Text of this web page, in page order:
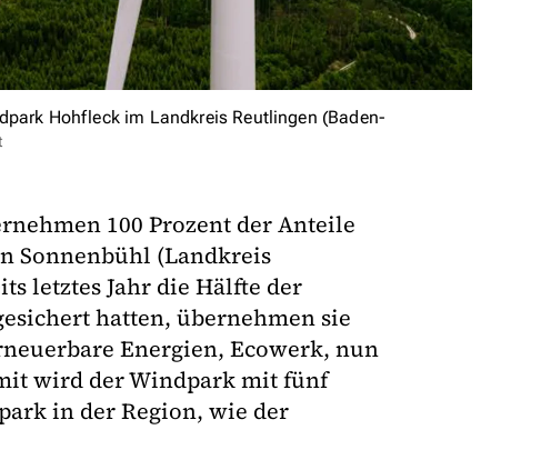
Hohfleck im Landkreis Reutlingen (Baden-
100 Prozent der Anteile
Sonnenbühl (Landkreis
letztes Jahr die Hälfte der
hatten, übernehmen sie
Energien, Ecowerk, nun
wird der Windpark mit fünf
in der Region, wie der